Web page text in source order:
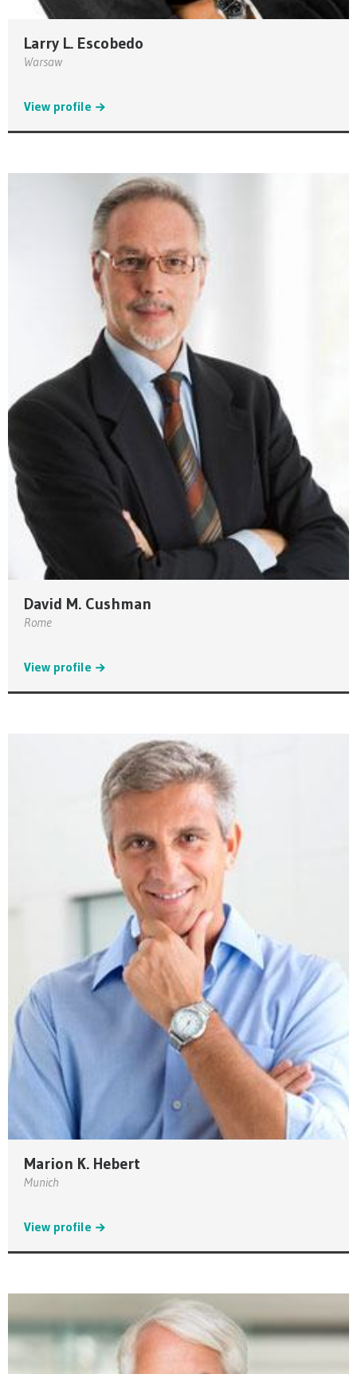
Larry L. Escobedo
Warsaw
View profile
David M. Cushman
Rome
View profile
Marion K. Hebert
Munich
View profile